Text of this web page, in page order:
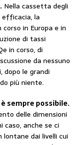
Nella cassetta degli
la
in Europa e in
di tassi
in corso, di
da nessuno
dopo le grandi
più niente.
sempre possibile.
delle dimensioni
caso, anche se ci
lontane dai livelli cui